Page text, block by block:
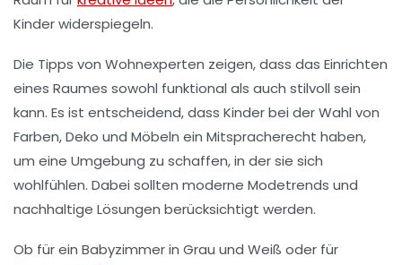
Kinder widerspiegeln.
Die Tipps von Wohnexperten zeigen, dass das Einrichten
eines Raumes sowohl funktional als auch stilvoll sein
kann. Es ist entscheidend, dass Kinder bei der Wahl von
Farben,Deko und Möbeln ein Mitspracherecht haben,
um eine Umgebung zu schaffen, in der sie sich
wohlfühlen. Dabei sollten moderne Modetrends und
nachhaltige Lösungen berücksichtigt werden.
Ob für ein Babyzimmer in Grau und Weiß oder für